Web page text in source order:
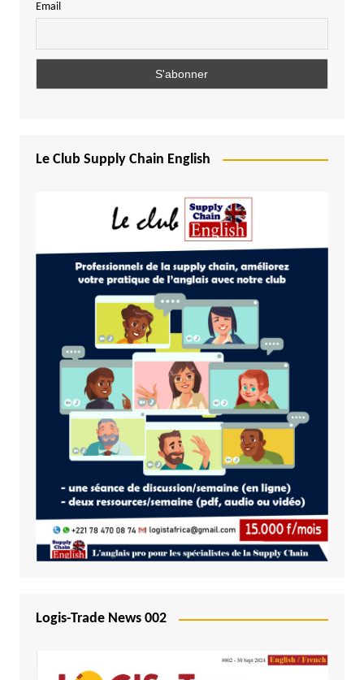
Email
Le Club Supply Chain English
Logis-Trade News 002